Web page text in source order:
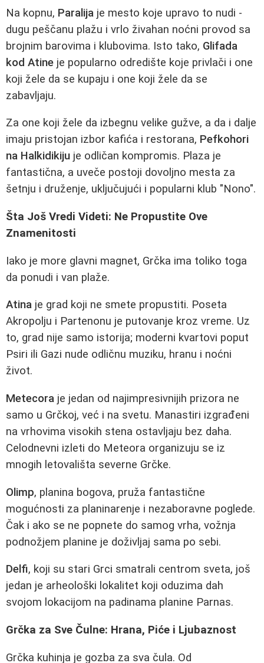
Na kopnu, Paralija je mesto koje upravo to nudi -
dugu peščanu plažu i vrlo živahan noćni provod sa
brojnim barovima i klubovima. Isto tako, Glifada
kod Atine je popularno odredište koje privlači i one
koji žele da se kupaju i one koji žele da se
zabavljaju.
Za one koji žele da izbegnu velike gužve, a da i dalje
imaju pristojan izbor kafića i restorana, Pefkohori
na Halkidikiju je odličan kompromis. Plaza je
fantastična, a uveče postoji dovoljno mesta za
šetnju i druženje, uključujući i popularni klub "Nono".
Šta Još Vredi Videti: Ne Propustite Ove
Znamenitosti
Iako je more glavni magnet, Grčka ima toliko toga
da ponudi i van plaže.
Atina je grad koji ne smete propustiti. Poseta
Akropolju i Partenonu je putovanje kroz vreme. Uz
to, grad nije samo istorija; moderni kvartovi poput
Psiri ili Gazi nude odličnu muziku, hranu i noćni
život.
Metecora je jedan od najimpresivnijih prizora ne
samo u Grčkoj, već i na svetu. Manastiri izgrađeni
na vrhovima visokih stena ostavljaju bez daha.
Celodnevni izleti do Meteorа organizuju se iz
mnogih letovališta severne Grčke.
Olimp, planina bogova, pruža fantastične
mogućnosti za planinarenje i nezaboravne poglede.
Čak i ako se ne popnete do samog vrha, vožnja
podnožjem planine je doživljaj sama po sebi.
Delfi, koji su stari Grci smatrali centrom sveta, još
jedan je arheološki lokalitet koji oduzima dah
svojom lokacijom na padinama planine Parnas.
Grčka za Sve Čulne: Hrana, Piće i Ljubaznost
Grčka kuhinja je gozba za sva čula. Od